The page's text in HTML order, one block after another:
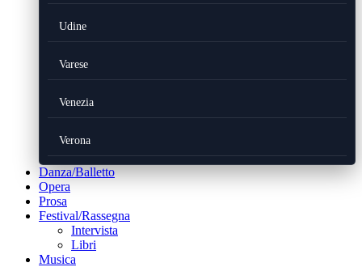
Udine
Varese
Venezia
Verona
Danza/Balletto
Opera
Prosa
Festival/Rassegna
Intervista
Libri
Musica